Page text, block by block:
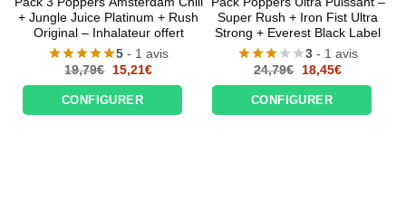
+ Jungle Juice Platinum + Rush
Original – Inhalateur offert
5 - 1 avis
19,79€
Le
initial
était :
19,79€.
15,21€Le
actuel
15,21€.
CONFIGURER
Super Rush + Iron Fist Ultra
Strong + Everest Black Label
3 - 1 avis
24,79€
Le
initial
était :
24,79€.
18,45€Le
actuel
18,45€.
CONFIGURER